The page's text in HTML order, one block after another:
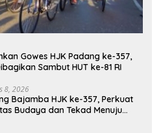
Gowes HJK Padang ke-357,
Sambut HUT ke-81 RI
8, 2026
Bajamba HJK ke-357, Perkuat
Budaya dan Tekad Menuju